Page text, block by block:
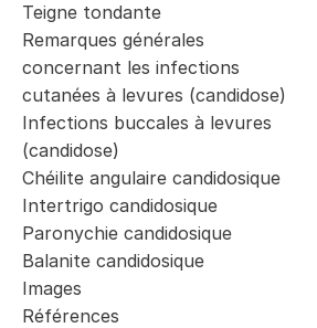
Teigne tondante
Remarques générales
concernant les infections
cutanées à levures (candidose)
Infections buccales à levures
(candidose)
Chéilite angulaire candidosique
Intertrigo candidosique
Paronychie candidosique
Balanite candidosique
Images
Références